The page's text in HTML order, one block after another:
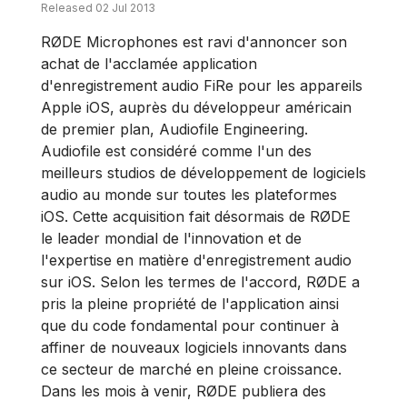
Released 02 Jul 2013
RØDE Microphones est ravi d'annoncer son
achat de l'acclamée application
d'enregistrement audio FiRe pour les appareils
Apple iOS, auprès du développeur américain
de premier plan, Audiofile Engineering.
Audiofile est considéré comme l'un des
meilleurs studios de développement de logiciels
audio au monde sur toutes les plateformes
iOS. Cette acquisition fait désormais de RØDE
le leader mondial de l'innovation et de
l'expertise en matière d'enregistrement audio
sur iOS. Selon les termes de l'accord, RØDE a
pris la pleine propriété de l'application ainsi
que du code fondamental pour continuer à
affiner de nouveaux logiciels innovants dans
ce secteur de marché en pleine croissance.
Dans les mois à venir, RØDE publiera des